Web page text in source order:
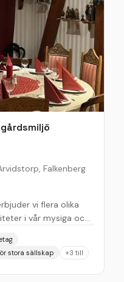
Falkenberg
vi flera olika
i vår mysiga och
och lördagar fram
urval av klassiska
dessertbord
stora sällskap +3 till